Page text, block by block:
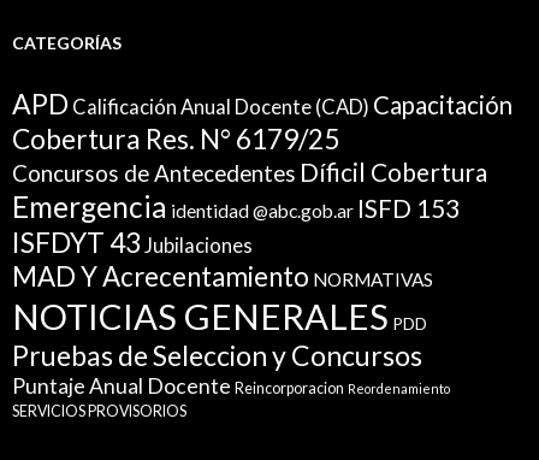
CATEGORÍAS
APD Calificación Anual Docente (CAD) Capacitación
Cobertura Res. N° 6179/25
Concursos de Antecedentes Díficil Cobertura
Emergencia identidad @abc.gob.ar ISFD 153
ISFDYT 43 Jubilaciones
MAD Y Acrecentamiento NORMATIVAS
NOTICIAS GENERALES PDD
Pruebas de Seleccion y Concursos
Puntaje Anual Docente Reincorporacion Reordenamiento
SERVICIOS PROVISORIOS